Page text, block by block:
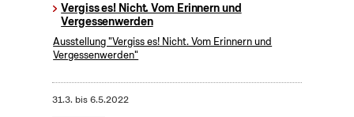
Vergiss es! Nicht. Vom Erinnern und
Vergessenwerden
Ausstellung "Vergiss es! Nicht. Vom Erinnern und
Vergessenwerden"
31.3. bis6.5.2022